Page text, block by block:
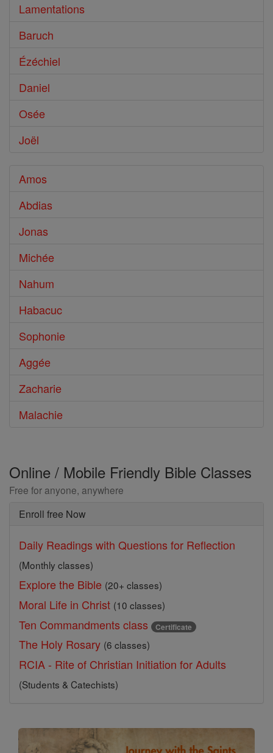
Lamentations
Baruch
Ézéchiel
Daniel
Osée
Joël
Amos
Abdias
Jonas
Michée
Nahum
Habacuc
Sophonie
Aggée
Zacharie
Malachie
Online / Mobile Friendly Bible Classes
Free for anyone, anywhere
Enroll free Now
Daily Readings with Questions for Reflection
(Monthly classes)
Explore the Bible (20+ classes)
Moral Life in Christ (10 classes)
Ten Commandments class Certificate
The Holy Rosary (6 classes)
RCIA - Rite of Christian Initiation for Adults
(Students & Catechists)